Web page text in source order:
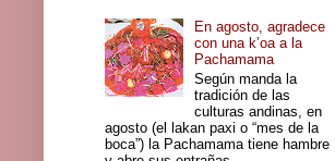
En agosto, agradece
con una k’oa a la
Pachamama
Según manda la
tradición de las
culturas andinas, en
agosto (el lakan paxi o “mes de la
boca”) la Pachamama tiene hambre